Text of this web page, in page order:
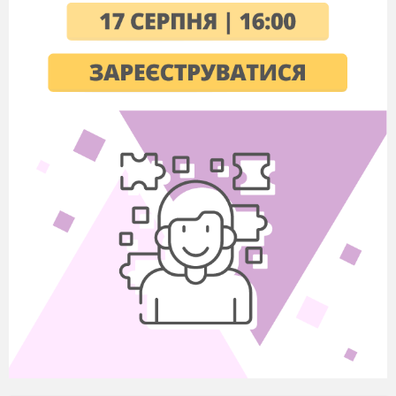
подарунок-згадку про себе.
Слово вихователя.Добра, мудра, чарiвна
казка завжди була у пошанi. Її із задоволенням
слухають i дiти, i дорослi. А які види казок ви
знаєте? Так, казки бувають рiзнi: про тварин,
та побутові, написанi автором або
складенi народом. Проте у всіх
спільна риса — мудрiсть.
І ось зараз
побачимо, чи добре ви пам’ятаєте казки і чи
зможете допомогти нещасному Буратіно.
Отже, оголошую казкову вiкторину.
Незадовго до конкурсу, ви розділилися на дві
. Ви вибрали капітанів
За кожну правильну відповідь ви будете
отримувати бал. Якщо у команди немає